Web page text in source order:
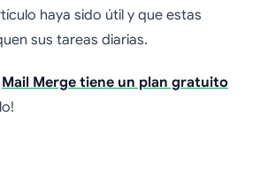
haya sido útil y que estas
sus tareas diarias.
Mail Merge tiene un plan gratuito